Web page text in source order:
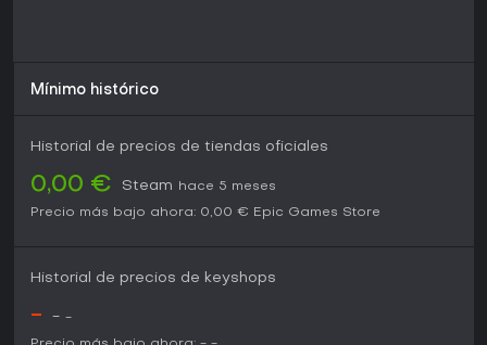
Mínimo histórico
Historial de precios de tiendas oficiales
0,00 € Steam
hace 5 meses
Precio más bajo ahora: 0,00 € Epic Games Store
Historial de precios de keyshops
- - -